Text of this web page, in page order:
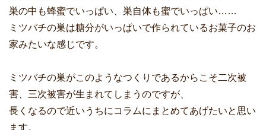
巣の中も蜂蜜でいっぱい、巣自体も蜜でいっぱい……
ミツバチの巣は糖分がいっぱいで作られているお菓子のお
家みたいな感じです。
ミツバチの巣がこのようなつくりであるからこそ二次被
害、三次被害が生まれてしまうのですが、
長くなるので近いうちにコラムにまとめてあげたいと思い
ます。